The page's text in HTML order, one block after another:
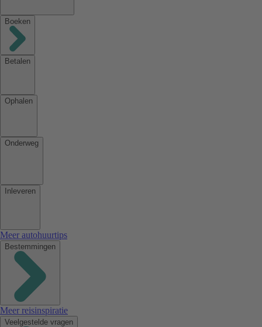
Boeken
Betalen
Ophalen
Onderweg
Inleveren
Meer autohuurtips
Bestemmingen
Meer reisinspiratie
Veelgestelde vragen